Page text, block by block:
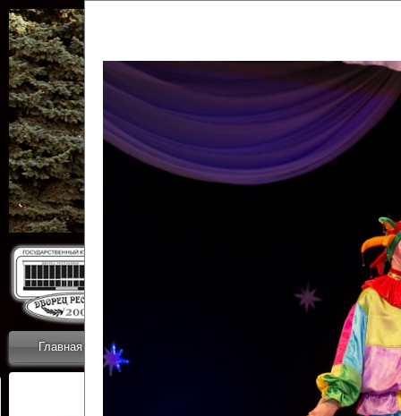
Главная Приветствие Новости
ОТЧЕТЫ ГКЦ